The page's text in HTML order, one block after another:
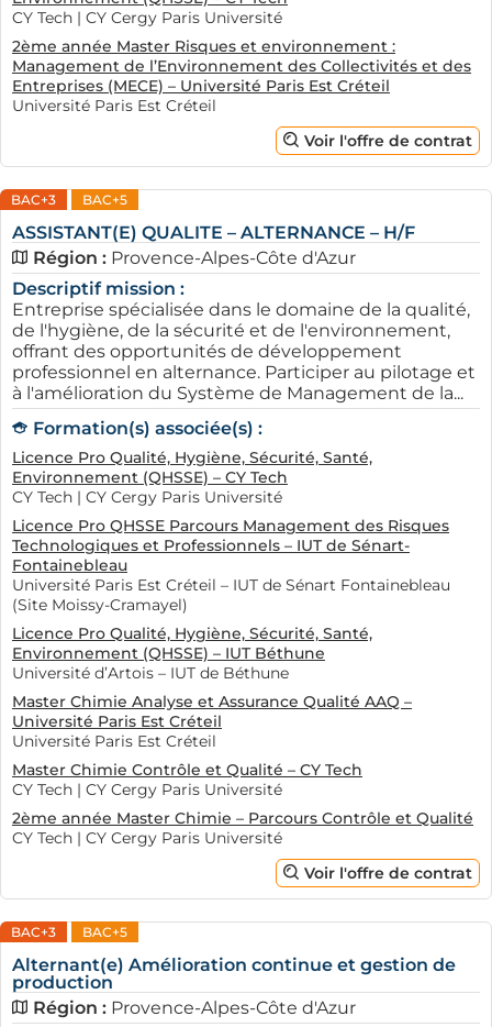
CY Tech | CY Cergy Paris Université
2ème année Master Risques et environnement :
Management de l’Environnement des Collectivités et des
Entreprises (MECE) – Université Paris Est Créteil
Université Paris Est Créteil
Voir l'offre de contrat
BAC+3 BAC+5
ASSISTANT(E) QUALITE – ALTERNANCE – H/F
Région : Provence-Alpes-Côte d'Azur
Descriptif mission :
Entreprise spécialisée dans le domaine de la qualité,
de l'hygiène, de la sécurité et de l'environnement,
offrant des opportunités de développement
professionnel en alternance. Participer au pilotage et
à l'amélioration du Système de Management de la...
Formation(s) associée(s) :
Licence Pro Qualité, Hygiène, Sécurité, Santé,
Environnement (QHSSE) – CY Tech
CY Tech | CY Cergy Paris Université
Licence Pro QHSSE Parcours Management des Risques
Technologiques et Professionnels – IUT de Sénart-
Fontainebleau
Université Paris Est Créteil – IUT de Sénart Fontainebleau
(Site Moissy-Cramayel)
Licence Pro Qualité, Hygiène, Sécurité, Santé,
Environnement (QHSSE) – IUT Béthune
Université d’Artois – IUT de Béthune
Master Chimie Analyse et Assurance Qualité AAQ –
Université Paris Est Créteil
Université Paris Est Créteil
Master Chimie Contrôle et Qualité – CY Tech
CY Tech | CY Cergy Paris Université
2ème année Master Chimie – Parcours Contrôle et Qualité
CY Tech | CY Cergy Paris Université
Voir l'offre de contrat
BAC+3 BAC+5
Alternant(e) Amélioration continue et gestion de
production
Région : Provence-Alpes-Côte d'Azur